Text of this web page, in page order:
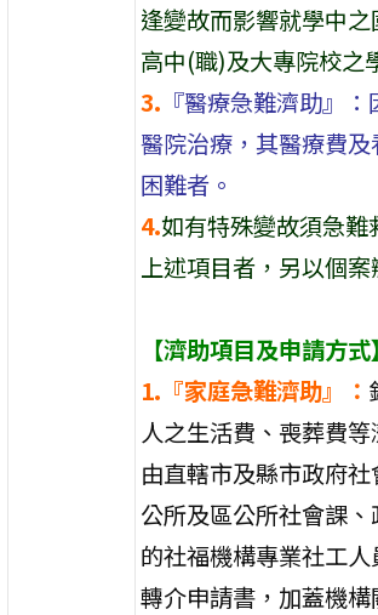
逢變故而影響就學中之
高中(職)及大專院校之
3. 『醫療急難濟助』
醫院治療，其醫療費
困難者。
4.如有特殊變故須急難
上述項目者，另以個案
【濟助項目及申請方式】
1.『家庭急難濟助』：
人之生活費、喪葬費等
由直轄市及縣市政府
公所及區公所社會課
的社福機構專業社工
轉介申請書，加蓋機